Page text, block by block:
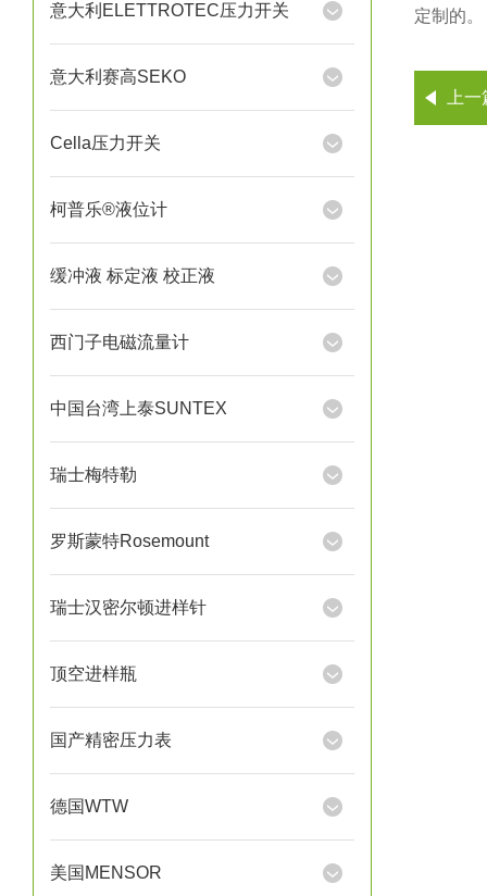
意大利ELETTROTEC压力开关
意大利赛高SEKO
Cella压力开关
柯普乐®液位计
缓冲液 标定液 校正液
西门子电磁流量计
中国台湾上泰SUNTEX
瑞士梅特勒
罗斯蒙特Rosemount
瑞士汉密尔顿进样针
顶空进样瓶
国产精密压力表
德国WTW
美国MENSOR
定制的。
上